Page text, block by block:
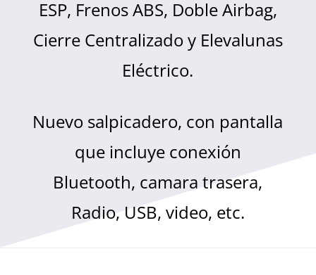
ESP, Frenos ABS, Doble Airbag,
Cierre Centralizado y Elevalunas
Eléctrico.
Nuevo salpicadero, con pantalla
que incluye conexión
Bluetooth, camara trasera,
Radio, USB, video, etc.